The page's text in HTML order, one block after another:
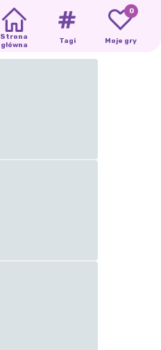
Strona
główna
Tagi
0
Moje gry